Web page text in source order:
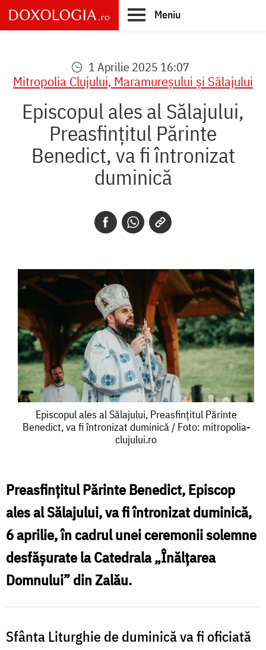
Skip
to
main
Meniu
1 Aprilie 2025 16:07
Mitropolia Clujului, Maramureşului şi Sălajului
Episcopul ales al Sălajului,
Preasfințitul Părinte
Benedict, va fi întronizat
duminică
Episcopul
ales
Preasfințitul
Părinte
Benedict,
va
fi
/
Episcopul ales al Sălajului, Preasfințitul Părinte
Benedict, va fi întronizat duminică / Foto: mitropolia-
clujului.ro
Preasfințitul Părinte Benedict, Episcop
ales al Sălajului, va fi întronizat duminică,
6 aprilie, în cadrul unei ceremonii solemne
desfășurate la Catedrala „Înălțarea
Domnului” din Zalău.
Sfânta Liturghie de duminică va fi oficiată